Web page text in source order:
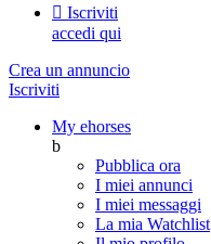
 Iscriviti
accedi qui
Crea un annuncio
Iscriviti
My ehorses
b
Pubblica ora
I miei annunci
I miei messaggi
La mia Watchlist